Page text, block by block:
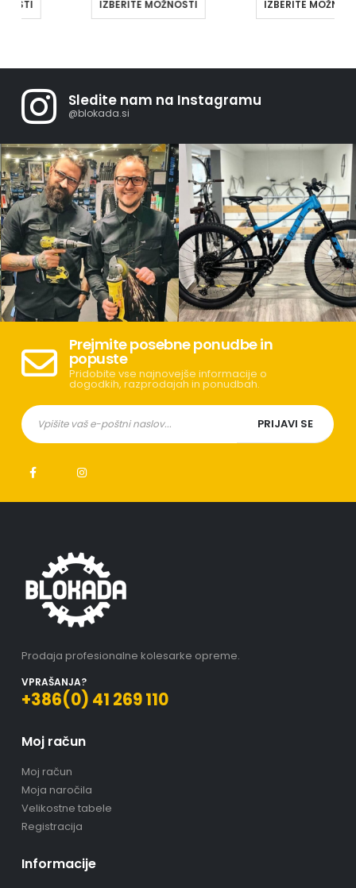
IZBERITE MOŽNOSTI IZBERITE MOŽNOSTI
Sledite nam na Instagramu
@blokada.si
Prejmite posebne ponudbe in
popuste
Pridobite vse najnovejše informacije o
dogodkih, razprodajah in ponudbah.
Prodaja profesionalne kolesarke opreme.
VPRAŠANJA?
+386(0) 41 269 110
Moj račun
Moj račun
Moja naročila
Velikostne tabele
Registracija
Informacije